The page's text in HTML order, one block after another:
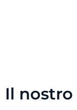
Il nostro